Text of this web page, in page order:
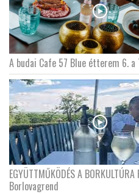
GLOBOBOOK
A budai Cafe 57 Blue étterem 6.
EGYÜTTMŰKÖDÉS A
Borlovagrend